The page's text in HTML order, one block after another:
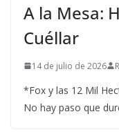
A la Mesa:
Cuéllar
14 de julio de 2026
*Fox y las 12 Mil
No hay paso que